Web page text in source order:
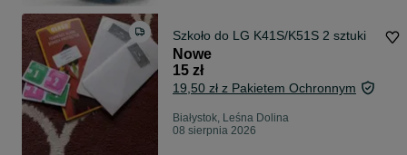
Szkoło do LG K41S/K51S 2 sztuki
Nowe
15 zł
19,50 zł z Pakietem Ochronnym
Białystok, Leśna Dolina
08 sierpnia 2026